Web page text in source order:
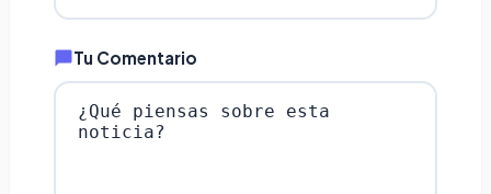
Tu Comentario